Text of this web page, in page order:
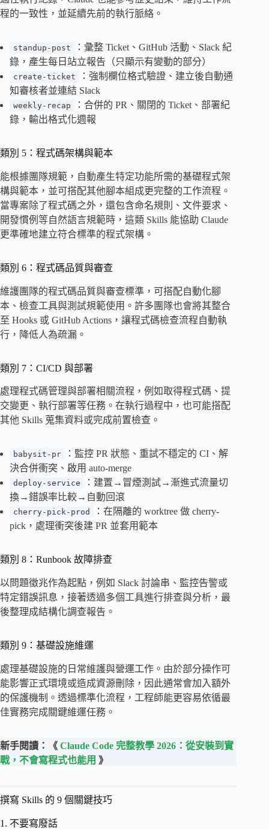
程的一致性，並延續先前的執行脈絡。
standup-post
：彙整 Ticket、GitHub 活動、Slack 紀
錄，產生每日站立報告（只顯示有變動的部分）
create-ticket
：強制欄位格式驗證、建立後自動通
知審核者並連結 Slack
weekly-recap
：合併的 PR、關閉的 Ticket、部署紀
錄，輸出格式化週報
類別 5：程式碼架構與範本
能根據團隊規範，自動產生特定功能所需的基礎程式架
構與範本，並可搭配其他腳本組成更完整的工作流程。
當專案除了程式碼之外，還包含命名規則、文件要求、
開發慣例等自然語言規範時，這類 Skills 能協助 Claude
更準確地建立符合標準的程式架構。
類別 6：程式碼品質與審查
維護團隊的程式碼品質與審查標準，可搭配自動化腳
本、檢查工具與測試規範使用。許多團隊也會將其整合
至 Hooks 或 GitHub Actions，讓程式碼檢查流程自動執
行，降低人為疏漏。
類別 7：CI/CD 與部署
處理程式碼管理與部署相關流程，例如取得程式碼、提
交變更、執行部署等任務。在執行過程中，也可能搭配
其他 Skills 蒐集資料或完成前置檢查。
babysit-pr
：監控 PR 狀態、重試不穩定的 CI、解
決合併衝突、啟用 auto-merge
deploy-service
：建置→冒煙測試→漸進式流量切
換→錯誤率比較→自動回滾
cherry-pick-prod
：在隔離的 worktree 做 cherry-
pick，處理衝突後建 PR 並套用範本
類別 8：Runbook 故障排查
以問題徵兆作為起點，例如 Slack 討論串、監控告警或
特定錯誤訊息，接著透過多個工具進行排查與分析，最
後整理成結構化調查報告。
類別 9：基礎設施維運
處理基礎設施的日常維護與營運工作。由於部分操作可
能影響正式環境或造成資源刪除，因此通常會加入額外
的保護機制。透過標準化流程，工程師能更容易依循最
佳實務完成關鍵維運任務。
新手閱讀：《 Claude Code 完整教學 2026：從安裝到實
戰，不會寫程式也能用 》
撰寫 Skills 的 9 個關鍵技巧
1. 不要寫廢話